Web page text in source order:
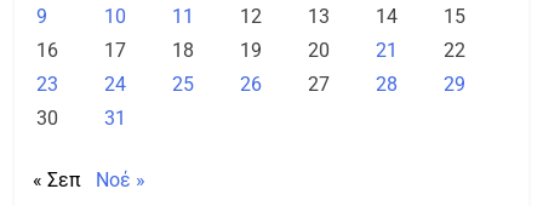
9
10 11 12 13 14
15
16
17 18 19 20 21
22
23
24 25 26 27 28
29
30
31
« Σεπ Νοέ »